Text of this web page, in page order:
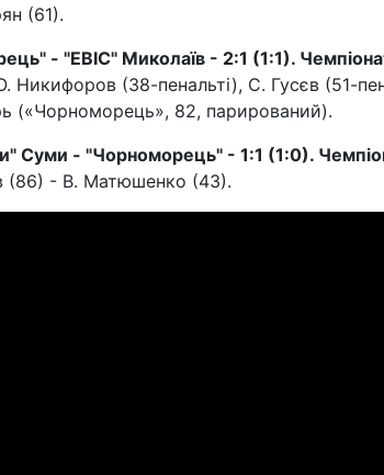
(61).
- "ЕВІС" Миколаїв - 2:1 (1:1).
Никифоров (38-пенальті), С. Гусєв (51-
(«Чорноморець», 82, парирований).
Суми - "Чорноморець" - 1:1 (1:0).
(86) - В. Матюшенко (43).